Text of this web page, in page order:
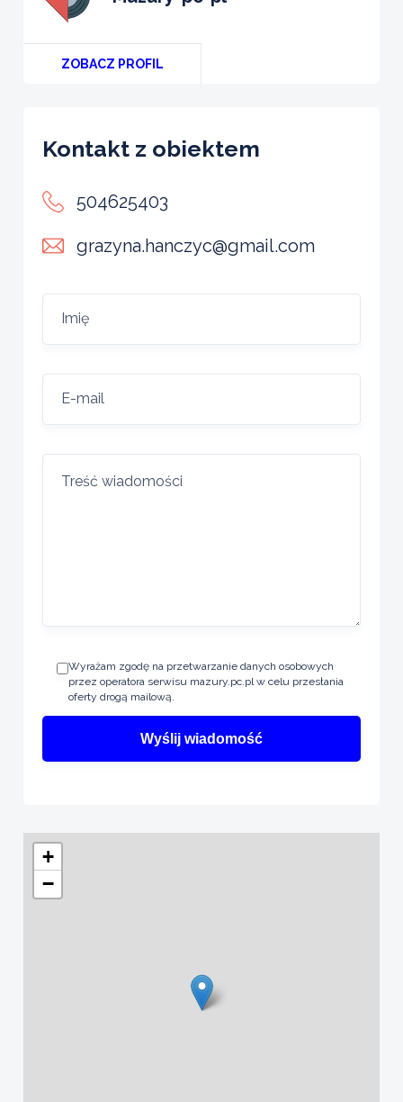
ZOBACZ PROFIL
Kontakt z obiektem
504625403
grazyna.hanczyc@gmail.com
Wyrażam zgodę na przetwarzanie danych osobowych
przez operatora serwisu mazury.pc.pl w celu przesłania
oferty drogą mailową.
+
−